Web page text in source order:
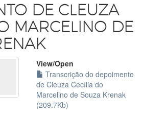
DE CLEUZA
MARCELINO DE
View/Open
Transcrição do depoimento
de Cleuza Cecília do
Marcelino de Souza Krenak
(209.7Kb)